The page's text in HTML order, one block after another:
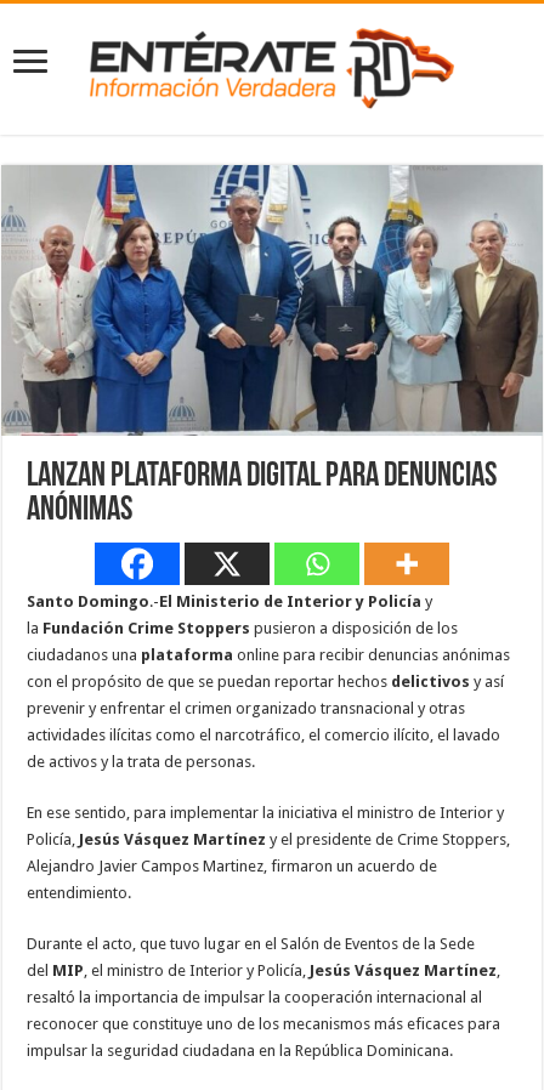
Lanzan plataforma digital para denuncias
anónimas
Santo Domingo.-El Ministerio de Interior y Policía y
la Fundación Crime Stoppers pusieron a disposición de los
ciudadanos una plataforma online para recibir denuncias anónimas
con el propósito de que se puedan reportar hechos delictivos y así
prevenir y enfrentar el crimen organizado transnacional y otras
actividades ilícitas como el narcotráfico, el comercio ilícito, el lavado
de activos y la trata de personas.
En ese sentido, para implementar la iniciativa el ministro de Interior y
Policía, Jesús Vásquez Martínez y el presidente de Crime Stoppers,
Alejandro Javier Campos Martinez, firmaron un acuerdo de
entendimiento.
Durante el acto, que tuvo lugar en el Salón de Eventos de la Sede
del MIP , el ministro de Interior y Policía, Jesús Vásquez Martínez
resaltó la importancia de impulsar la cooperación internacional al
reconocer que constituye uno de los mecanismos más eficaces para
impulsar la seguridad ciudadana en la República Dominicana.